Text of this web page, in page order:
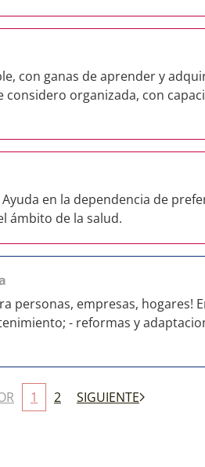
con ganas de aprender y
considero organizada, con
en la dependencia de
ámbito de la salud.
personas, empresas, hogares!
- reformas y
1 2 SIGUIENTE